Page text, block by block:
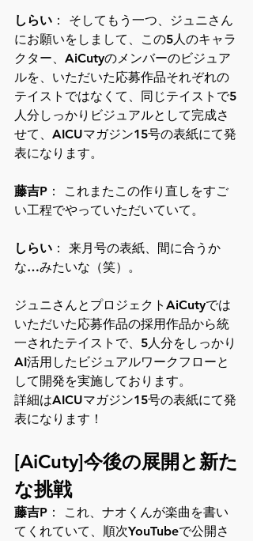
しらい ： そしてもう一つ、ジュニさん
にお願いをしまして、この5人のキャラ
クター、AiCutyのメンバーのビジュア
ルを、いただいた応募作品それぞれの
テイストではなくて、同じテイストで5
人分しっかりビジュアルとして完成さ
せて、AICUマガジン15号の表紙にて発
表になります。
藤吉P ： これまたこの作り直しをすご
い工程でやっていただいていて。
しらい ： 来月号の表紙、間に合うか
な…みたいな（笑）。
ジュニさんとプロジェクトAiCutyでは
いただいた応募作品の採用作品から統
一されたテイストで、5人分をしっかり
AI活用したビジュアルワークフローと
して開発を実施しております。
詳細はAICUマガジン15号の表紙にて発
表になります！
[AiCuty]今後の展開と新た
な挑戦
藤吉P ： これ、ナオくんが楽曲を書い
てくれていて、順次YouTubeで公開さ